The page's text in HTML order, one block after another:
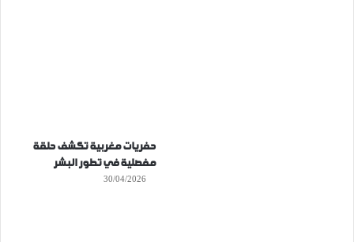
حفريات مغربية تكشف حلقة
مفصلية في تطور البشر
30/04/2026